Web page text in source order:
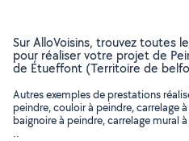
Sur AlloVoisins, trouvez toutes
pour réaliser votre projet de
de Étueffont (Territoire de
Autres exemples de prestations
peindre, couloir à peindre, carrelage
baignoire à peindre, carrelage mural
..